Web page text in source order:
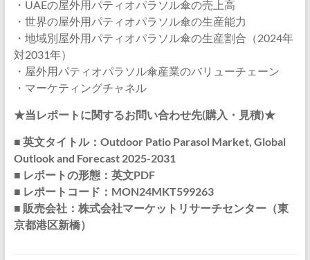
・UAEの屋外用パティオパラソル傘の売上高
・世界の屋外用パティオパラソル傘の生産能力
・地域別屋外用パティオパラソル傘の生産割合（2024年
対2031年）
・屋外用パティオパラソル傘産業のバリューチェーン
・マーケティングチャネル
★当レポートに関するお問い合わせ先(購入・見積)★
■ 英文タイトル：Outdoor Patio Parasol Market, Global
Outlook and Forecast 2025-2031
■ レポートの形態：英文PDF
■ レポートコード：MON24MKT599263
■ 販売会社：株式会社マーケットリサーチセンター（東
京都港区新橋）